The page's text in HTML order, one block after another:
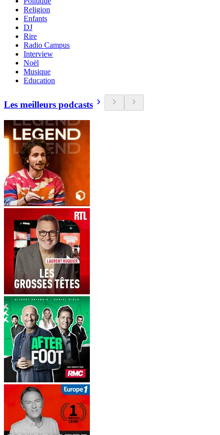
Religion
Enfants
DJ
Rire
Radio Campus
Interview
Noël
Musique
Education
Les meilleurs podcasts